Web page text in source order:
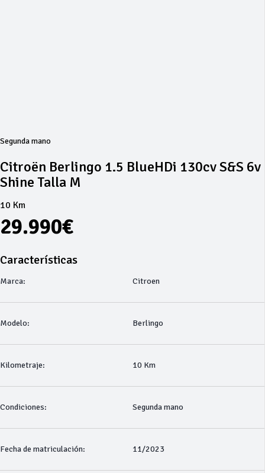
Segunda mano
Citroën Berlingo 1.5 BlueHDi 130cv S&S 6v
Shine Talla M
10 Km
29.990€
Características
Marca: Citroen
Modelo: Berlingo
Kilometraje: 10 Km
Condiciones: Segunda mano
Fecha de matriculación: 11/2023